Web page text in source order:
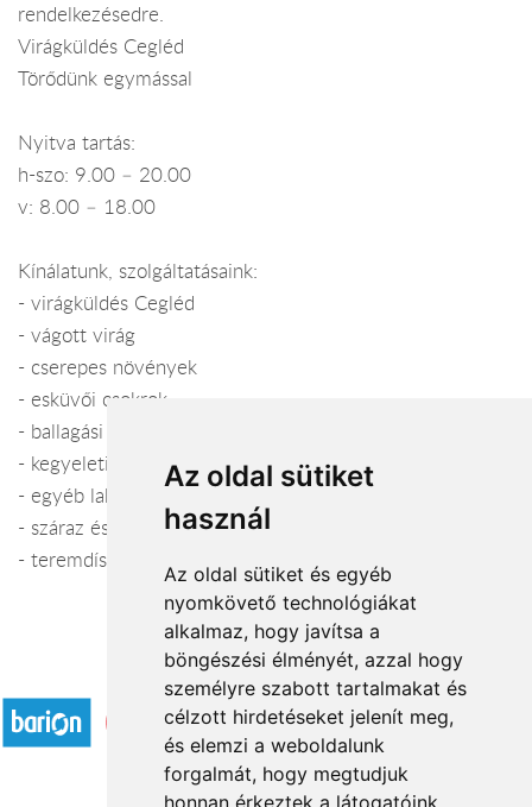
Az oldal sütiket
használ
Az oldal sütiket és egyéb
nyomkövető technológiákat
alkalmaz, hogy javítsa a
böngészési élményét, azzal hogy
személyre szabott tartalmakat és
célzott hirdetéseket jelenít meg,
és elemzi a weboldalunk
forgalmát, hogy megtudjuk
honnan érkeztek a látogatóink.
rendelkezésedre.
Virágküldés Cegléd
Törődünk egymással
Nyitva tartás:
h-szo: 9.00 – 20.00
v: 8.00 – 18.00
Kínálatunk, szolgáltatásaink:
- virágküldés Cegléd
- vágott virág
- cserepes növények
- esküvői csokrok
- ballagási csokrok
- kegyeleti koszorúk
- egyéb lakásdekorációs kellékek, kaspók
- száraz és művirágok
- teremdíszítés, templomdíszítés
Elfogadott fizetési módok